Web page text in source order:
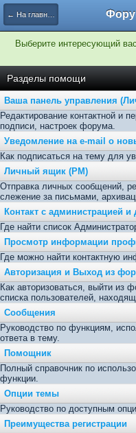
← На главную
Выберите интересующий
Разделы помощи
Ваша панель управления
Редактирование контактной и
подписи, настроек форума.
Уведомление на e-mail о
Как подписаться на тему для
Личный ящик (PM)
Отправка личных сообщений,
слежение за письмами,
Контакт с администрацией
Где найти список
Просмотр информации
Где можно найти контактную
Авторизация и Выход из
Как авторизоваться, выйти из
списка пользователей,
Сообщения
Руководство по функциям,
ответа в тему.
Помощник
Полный справочник по
функции.
Опции темы
Руководство по доступным
Преимущества регистрации